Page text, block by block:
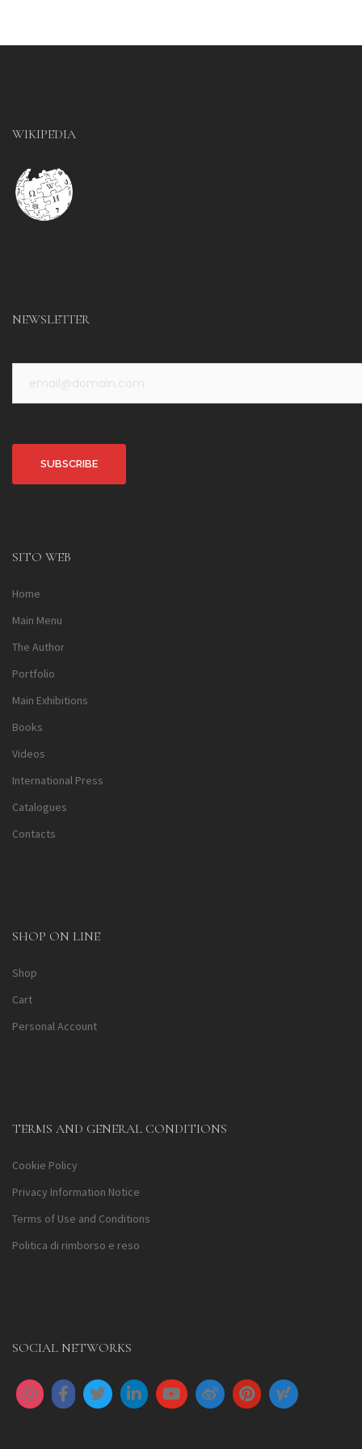
WIKIPEDIA
NEWSLETTER
SITO WEB
Home
Main Menu
The Author
Portfolio
Main Exhibitions
Books
Videos
International Press
Catalogues
Contacts
SHOP ON LINE
Shop
Cart
Personal Account
TERMS AND GENERAL CONDITIONS
Cookie Policy
Privacy Information Notice
Terms of Use and Conditions
Politica di rimborso e reso
SOCIAL NETWORKS